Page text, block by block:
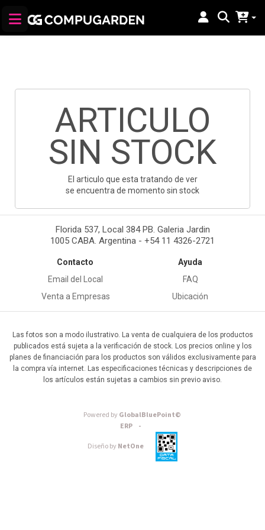
ARTICULO
SIN STOCK
El articulo que esta tratando de ver
se encuentra de momento sin stock
Florida 537, Local 384 PB. Galeria Jardin
1005 CABA. Argentina - +54 11 4326-2721
Contacto
Email del Local
Venta a Empresas
Ayuda
FAQ
Ubicación
Las fotos son a modo ilustrativo. La venta de cualquiera de los productos
publicados está sujeta a la verificación de stock. Los precios online y los
planes de financiación para los productos son válidos exclusivamente para
la compra vía internet. Las especificaciones técnicas y descripciones de
los artículos están sujetas a cambios sin previo aviso.
Powered byGlobalBluePoint©
ERP -
Diseño byNetOne